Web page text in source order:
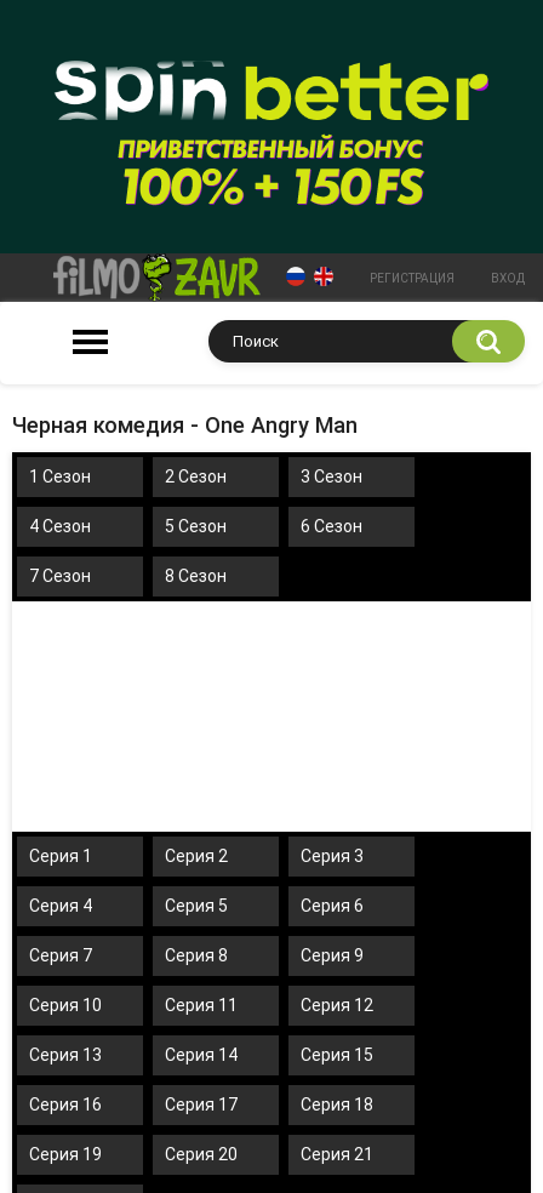
РЕГИСТРАЦИЯ ВХОД
Черная комедия - One Angry Man
1 Сезон 2 Сезон 3 Сезон
4 Сезон 5 Сезон 6 Сезон
7 Сезон 8 Сезон
Серия 1 Серия 2 Серия 3
Серия 4 Серия 5 Серия 6
Серия 7 Серия 8 Серия 9
Серия 10 Серия 11 Серия 12
Серия 13 Серия 14 Серия 15
Серия 16 Серия 17 Серия 18
Серия 19 Серия 20 Серия 21